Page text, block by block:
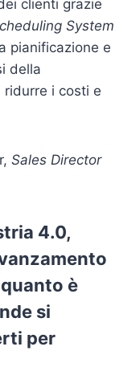
clienti grazie
System
pianificazione e
della
ridurre i costi e
Sales Director
4.0,
è
si
per